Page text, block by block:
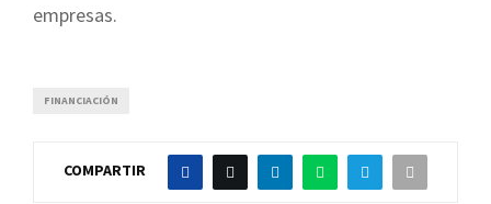
empresas.
FINANCIACIÓN
COMPARTIR